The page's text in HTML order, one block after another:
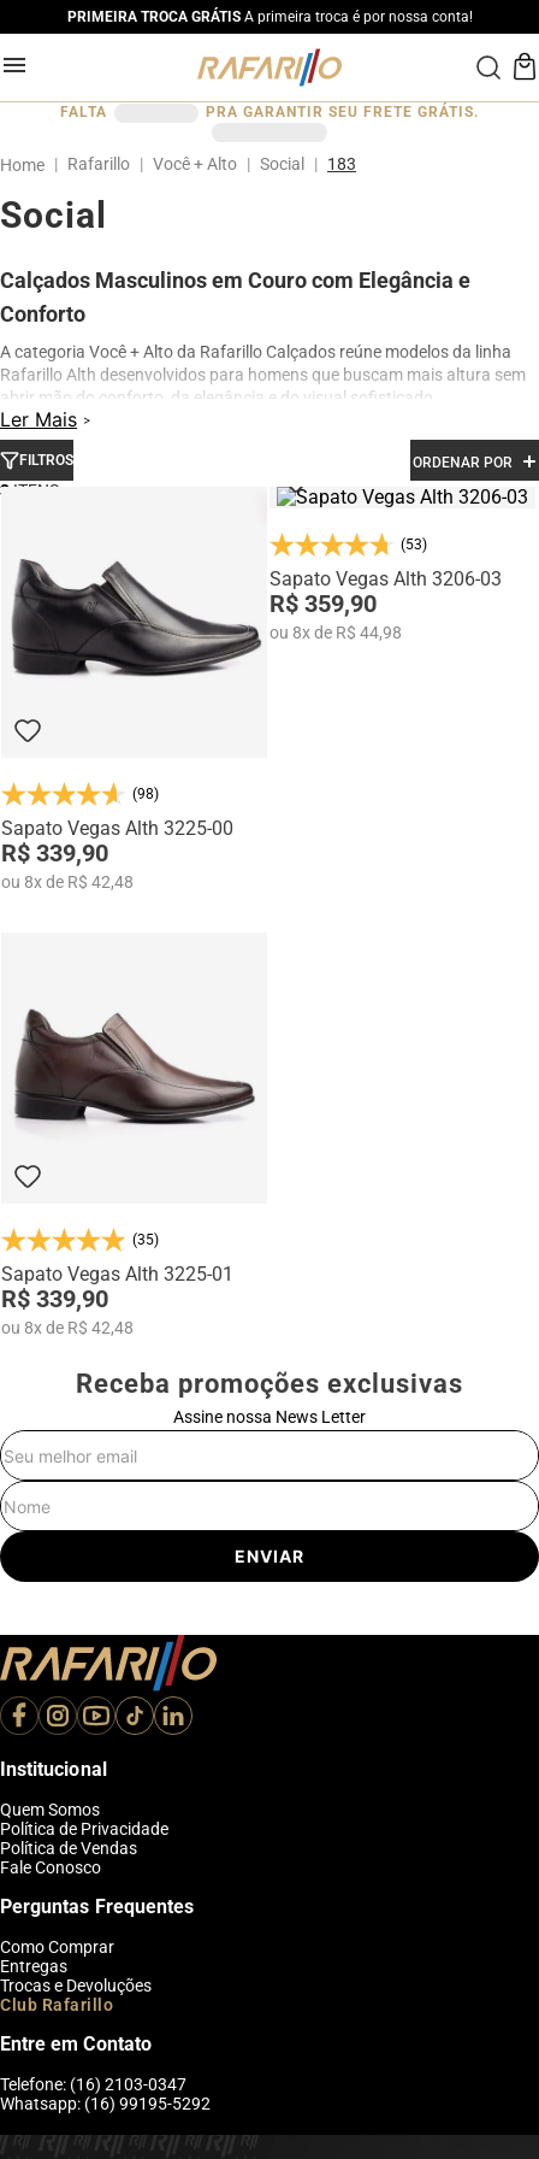
PRIMEIRA TROCA GRÁTISA primeira troca é por nossa conta!
FALTA PRA GARANTIR SEU FRETE GRÁTIS.
Rafarillo Você + Alto Social 183
Social
Calçados Masculinos em Couro com Elegância e
Conforto
A categoria Você + Alto da Rafarillo Calçados reúne modelos da linha
Rafarillo Alth desenvolvidos para homens que buscam mais altura sem
abrir mão do conforto, da elegância e do visual sofisticado.
Os calçados contam com elevação interna de até 7 cm, proporcionando
aumento de altura de forma discreta e natural. Produzidos em couro
legítimo e com acabamento premium, os modelos oferecem excelente
conforto para uso diário, além de design moderno para ocasiões sociais,
Na categoria Você + Alto, você encontra sapatos sociais, casuais,
mocassins e sapatênis com tecnologia de elevação interna,
desenvolvidos para garantir mais confiança, postura e estilo em
qualquer momento do dia.
Ler Mais
FILTROS ORDENAR POR
3
(98)
Sapato Vegas Alth 3225-00
R$ 339,90
ou 8xde R$ 42,48
(53)
Sapato Vegas Alth 3206-03
R$ 359,90
ou 8xde R$ 44,98
(35)
Sapato Vegas Alth 3225-01
R$ 339,90
ou 8xde R$ 42,48
Receba promoções exclusivas
Assine nossa News Letter
ENVIAR
Institucional
Quem Somos
Política de Privacidade
Política de Vendas
Fale Conosco
Perguntas Frequentes
Como Comprar
Entregas
Trocas e Devoluções
Club Rafarillo
Entre em Contato
Telefone: (16) 2103-0347
Whatsapp: (16) 99195-5292